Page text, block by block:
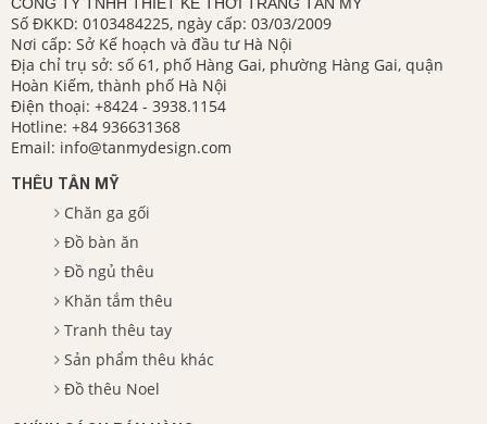
CÔNG TY TNHH THIẾT KẾ THỜI TRANG TÂN MỸ
Số ĐKKD: 0103484225, ngày cấp: 03/03/2009
Nơi cấp: Sở Kế hoạch và đầu tư Hà Nội
Địa chỉ trụ sở: số 61, phố Hàng Gai, phường Hàng Gai, quận
Hoàn Kiếm, thành phố Hà Nội
Điện thoại: +8424 - 3938.1154
Hotline: +84 936631368
Email: info@tanmydesign.com
THÊU TÂN MỸ
Chăn ga gối
Đồ bàn ăn
Đồ ngủ thêu
Khăn tắm thêu
Tranh thêu tay
Sản phẩm thêu khác
Đồ thêu Noel